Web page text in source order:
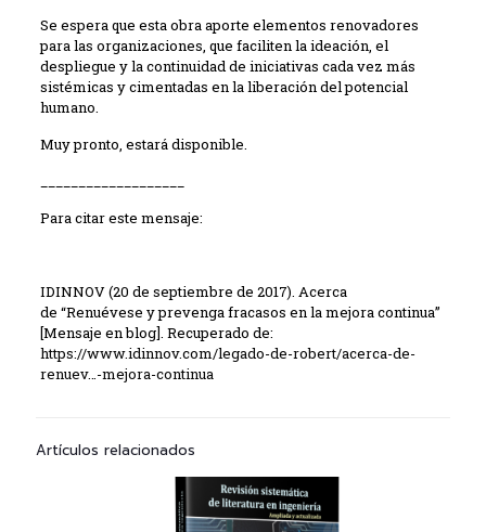
Se espera que esta obra aporte elementos renovadores
para las organizaciones, que faciliten la ideación, el
despliegue y la continuidad de iniciativas cada vez más
sistémicas y cimentadas en la liberación del potencial
humano.
Muy pronto, estará disponible.
Para citar este mensaje:
IDINNOV (20 de septiembre de 2017). Acerca
de “Renuévese y prevenga fracasos en la mejora continua”
[Mensaje en blog]. Recuperado de:
https://www.idinnov.com/legado-de-robert/acerca-de-
renuev…-mejora-continua
Artículos relacionados